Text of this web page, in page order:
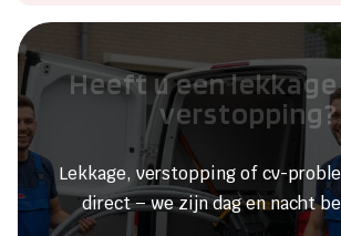
Heeft u een
verstopping?
Lekkage, verstopping of cv-
direct – we zijn dag en nacht